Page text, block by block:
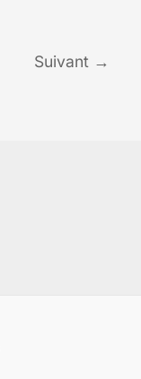
Suivant →